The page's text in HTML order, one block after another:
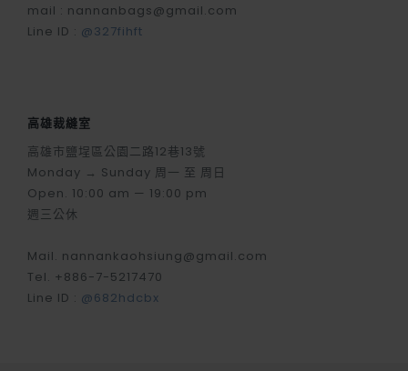
mail : nannanbags@gmail.com
Line ID : @327fihft
高雄裁縫室
高雄市鹽埕區公園二路12巷13號
Monday → Sunday 周一 至 周日
Open. 10:00 am — 19:00 pm
週三公休
Mail. nannankaohsiung@gmail.com
Tel. +886-7-5217470
Line ID : @682hdcbx